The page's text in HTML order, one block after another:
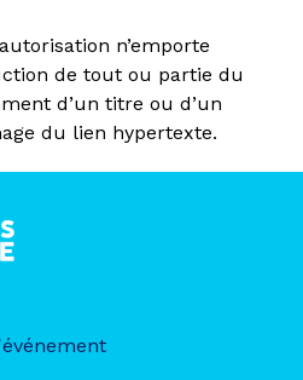
n’emporte
de tout ou partie du
d’un titre ou d’un
du lien hypertexte.